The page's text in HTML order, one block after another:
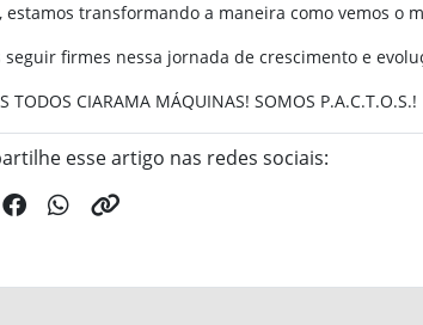
estamos transformando a maneira como vemos o
seguir firmes nessa jornada de crescimento e
TODOS CIARAMA MÁQUINAS! SOMOS P.A.C.T.O.S.!
esse artigo nas redes sociais: